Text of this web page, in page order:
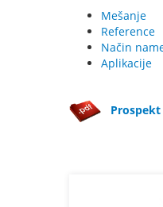
Mešanje
Reference
Način
Aplikacije
Prospekt